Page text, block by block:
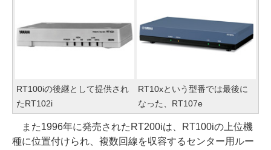
RT100iの後継として提供され
たRT102i
RT10xという型番では最後に
なった、RT107e
また1996年に発売されたRT200iは、RT100iの上位機
種に位置付けられ、複数回線を収容するセンター用ルー